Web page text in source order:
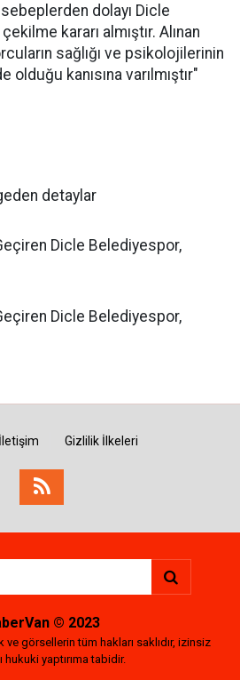
sebeplerden dolayı Dicle
kararı almıştır. Alınan
sağlığı ve psikolojilerinin
olduğu kanısına varılmıştır"
detaylar
İletişim Gizlilik İlkeleri
© 2023
görsellerin tüm hakları saklıdır, izinsiz
hukuki yaptırıma tabidir.